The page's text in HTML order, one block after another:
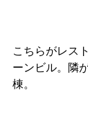
こちらがレス
ーンビル。隣
棟。